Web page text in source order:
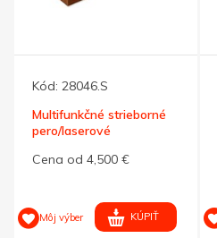
Kód: 28046.S
Multifunkčné strieborné
pero/laserové
Cena od 4,500 €
Môj výber KÚPIŤ